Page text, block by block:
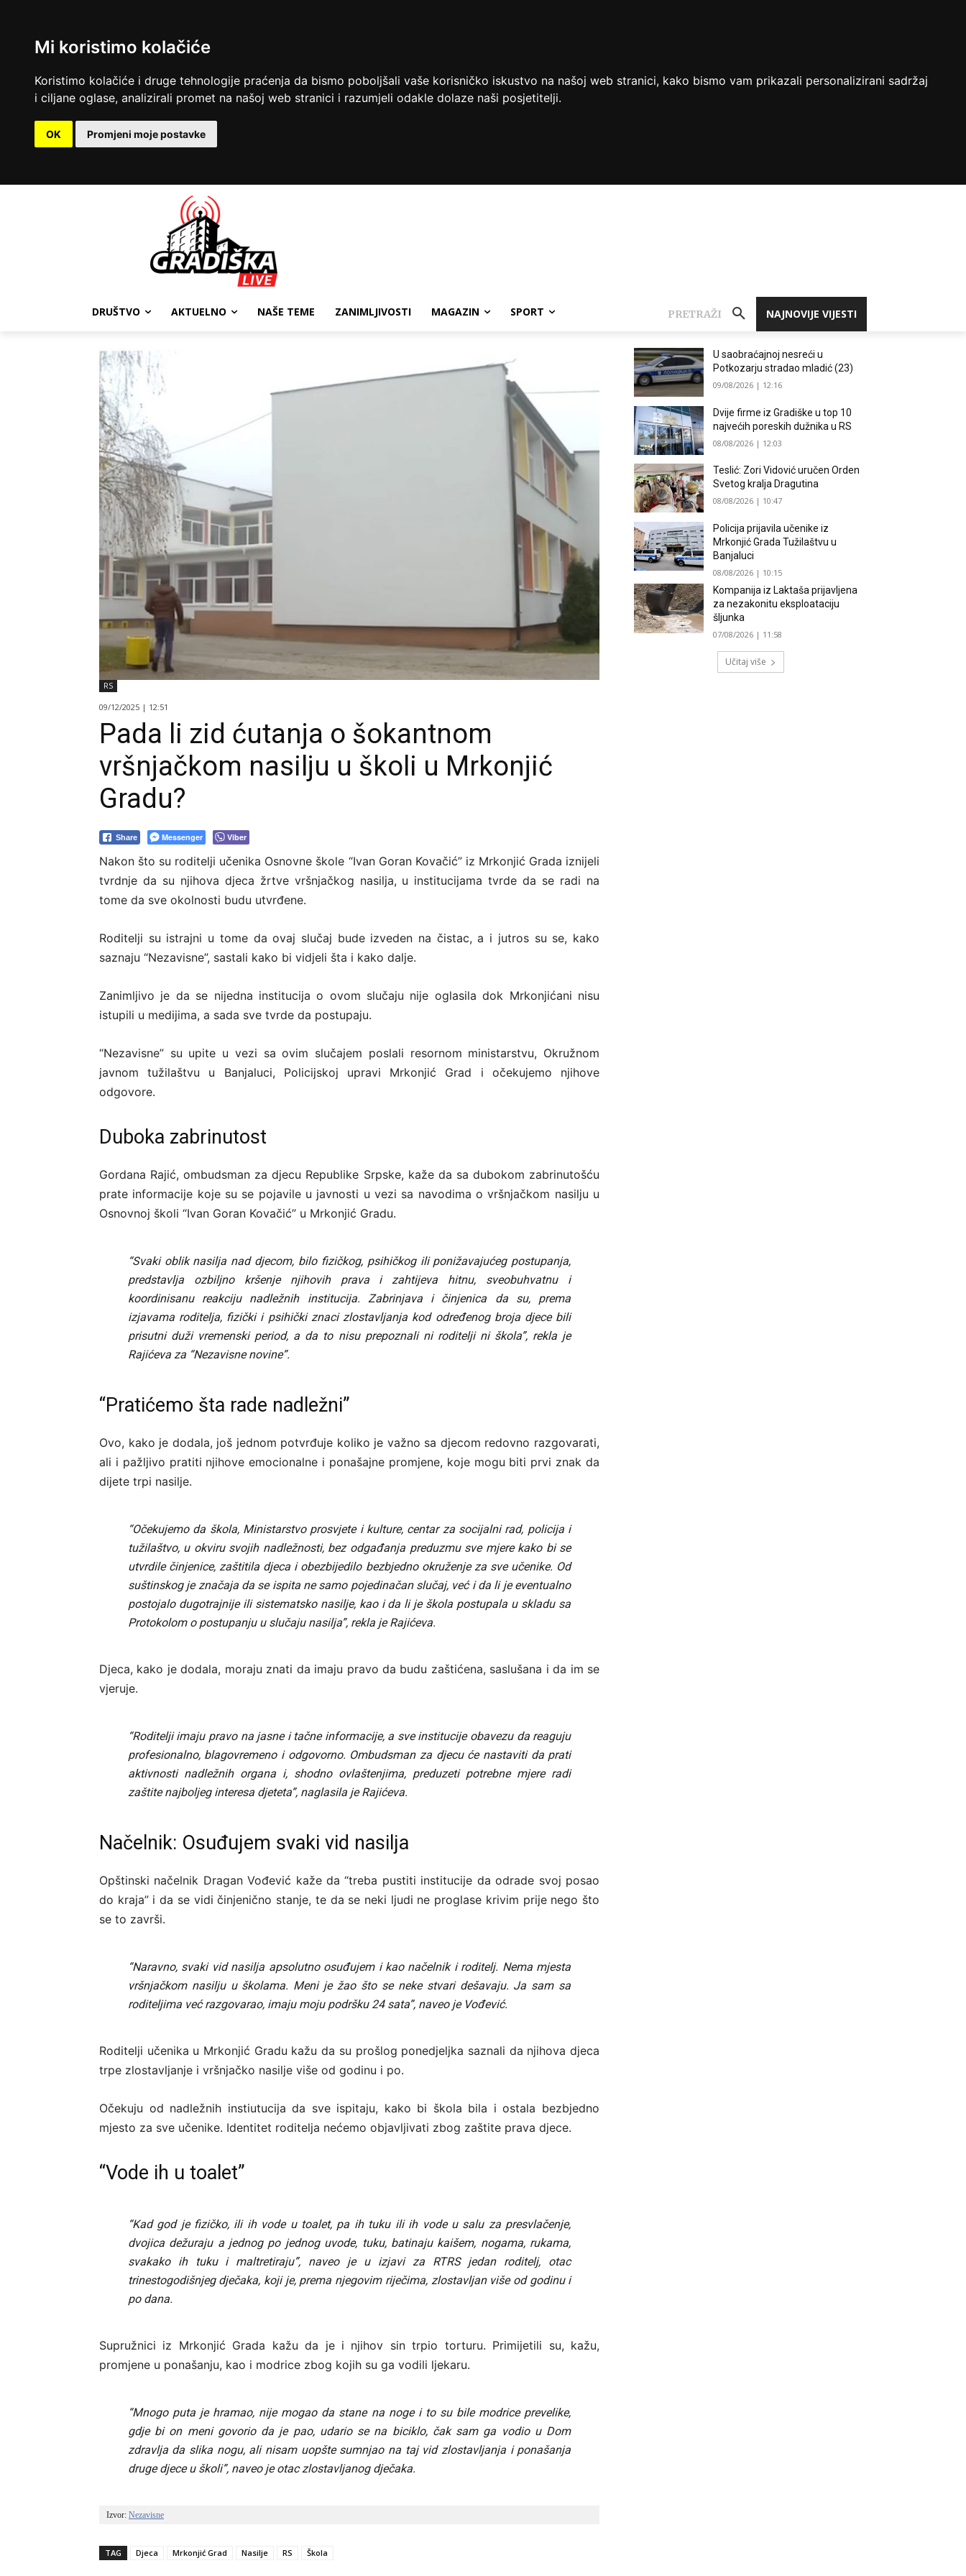
Mi koristimo kolačiće
Koristimo kolačiće i druge tehnologije praćenja da bismo poboljšali vaše korisničko iskustvo na našoj web stranici, kako bismo vam prikazali personalizirani sadržaj
i ciljane oglase, analizirali promet na našoj web stranici i razumjeli odakle dolaze naši posjetitelji.
OK Promjeni moje postavke
DRUŠTVO AKTUELNO NAŠE TEME ZANIMLJIVOSTI MAGAZIN SPORT NAJNOVIJE VIJESTI
PRETRAŽI
RS
09/12/2025 | 12:51
Pada li zid ćutanja o šokantnom
vršnjačkom nasilju u školi u Mrkonjić
Gradu?
Share Messenger Viber
Nakon što su roditelji učenika Osnovne škole “Ivan Goran Kovačić” iz Mrkonjić Grada iznijeli
tvrdnje da su njihova djeca žrtve vršnjačkog nasilja, u institucijama tvrde da se radi na
tome da sve okolnosti budu utvrđene.
Roditelji su istrajni u tome da ovaj slučaj bude izveden na čistac, a i jutros su se, kako
saznaju “Nezavisne”, sastali kako bi vidjeli šta i kako dalje.
Zanimljivo je da se nijedna institucija o ovom slučaju nije oglasila dok Mrkonjićani nisu
istupili u medijima, a sada sve tvrde da postupaju.
“Nezavisne” su upite u vezi sa ovim slučajem poslali resornom ministarstvu, Okružnom
javnom tužilaštvu u Banjaluci, Policijskoj upravi Mrkonjić Grad i očekujemo njihove
odgovore.
Duboka zabrinutost
Gordana Rajić, ombudsman za djecu Republike Srpske, kaže da sa dubokom zabrinutošću
prate informacije koje su se pojavile u javnosti u vezi sa navodima o vršnjačkom nasilju u
Osnovnoj školi “Ivan Goran Kovačić” u Mrkonjić Gradu.
“Svaki oblik nasilja nad djecom, bilo fizičkog, psihičkog ili ponižavajućeg postupanja,
predstavlja ozbiljno kršenje njihovih prava i zahtijeva hitnu, sveobuhvatnu i
koordinisanu reakciju nadležnih institucija. Zabrinjava i činjenica da su, prema
izjavama roditelja, fizički i psihički znaci zlostavljanja kod određenog broja djece bili
prisutni duži vremenski period, a da to nisu prepoznali ni roditelji ni škola”, rekla je
Rajićeva za “Nezavisne novine”.
“Pratićemo šta rade nadležni”
Ovo, kako je dodala, još jednom potvrđuje koliko je važno sa djecom redovno razgovarati,
ali i pažljivo pratiti njihove emocionalne i ponašajne promjene, koje mogu biti prvi znak da
dijete trpi nasilje.
“Očekujemo da škola, Ministarstvo prosvjete i kulture, centar za socijalni rad, policija i
tužilaštvo, u okviru svojih nadležnosti, bez odgađanja preduzmu sve mjere kako bi se
utvrdile činjenice, zaštitila djeca i obezbijedilo bezbjedno okruženje za sve učenike. Od
suštinskog je značaja da se ispita ne samo pojedinačan slučaj, već i da li je eventualno
postojalo dugotrajnije ili sistematsko nasilje, kao i da li je škola postupala u skladu sa
Protokolom o postupanju u slučaju nasilja”, rekla je Rajićeva.
Djeca, kako je dodala, moraju znati da imaju pravo da budu zaštićena, saslušana i da im se
vjeruje.
“Roditelji imaju pravo na jasne i tačne informacije, a sve institucije obavezu da reaguju
profesionalno, blagovremeno i odgovorno. Ombudsman za djecu će nastaviti da prati
aktivnosti nadležnih organa i, shodno ovlaštenjima, preduzeti potrebne mjere radi
zaštite najboljeg interesa djeteta”, naglasila je Rajićeva.
Načelnik: Osuđujem svaki vid nasilja
Opštinski načelnik Dragan Vođević kaže da “treba pustiti institucije da odrade svoj posao
do kraja” i da se vidi činjenično stanje, te da se neki ljudi ne proglase krivim prije nego što
se to završi.
“Naravno, svaki vid nasilja apsolutno osuđujem i kao načelnik i roditelj. Nema mjesta
vršnjačkom nasilju u školama. Meni je žao što se neke stvari dešavaju. Ja sam sa
roditeljima već razgovarao, imaju moju podršku 24 sata”, naveo je Vođević.
Roditelji učenika u Mrkonjić Gradu kažu da su prošlog ponedjeljka saznali da njihova djeca
trpe zlostavljanje i vršnjačko nasilje više od godinu i po.
Očekuju od nadležnih instiutucija da sve ispitaju, kako bi škola bila i ostala bezbjedno
mjesto za sve učenike. Identitet roditelja nećemo objavljivati zbog zaštite prava djece.
“Vode ih u toalet”
“Kad god je fizičko, ili ih vode u toalet, pa ih tuku ili ih vode u salu za presvlačenje,
dvojica dežuraju a jednog po jednog uvode, tuku, batinaju kaišem, nogama, rukama,
svakako ih tuku i maltretiraju”, naveo je u izjavi za RTRS jedan roditelj, otac
trinestogodišnjeg dječaka, koji je, prema njegovim riječima, zlostavljan više od godinu i
po dana.
Supružnici iz Mrkonjić Grada kažu da je i njihov sin trpio torturu. Primijetili su, kažu,
promjene u ponašanju, kao i modrice zbog kojih su ga vodili ljekaru.
“Mnogo puta je hramao, nije mogao da stane na noge i to su bile modrice prevelike,
gdje bi on meni govorio da je pao, udario se na biciklo, čak sam ga vodio u Dom
zdravlja da slika nogu, ali nisam uopšte sumnjao na taj vid zlostavljanja i ponašanja
druge djece u školi”, naveo je otac zlostavljanog dječaka.
Izvor: Nezavisne
TAG Djeca Mrkonjić Grad Nasilje RS Škola
U saobraćajnoj nesreći u
Potkozarju stradao mladić (23)
09/08/2026 | 12:16
Dvije firme iz Gradiške u top 10
najvećih poreskih dužnika u RS
08/08/2026 | 12:03
Teslić: Zori Vidović uručen Orden
Svetog kralja Dragutina
08/08/2026 | 10:47
Policija prijavila učenike iz
Mrkonjić Grada Tužilaštvu u
Banjaluci
08/08/2026 | 10:15
Kompanija iz Laktaša prijavljena
za nezakonitu eksploataciju
šljunka
07/08/2026 | 11:58
Učitaj više